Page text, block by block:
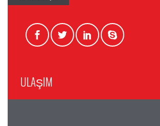
ULAŞIM